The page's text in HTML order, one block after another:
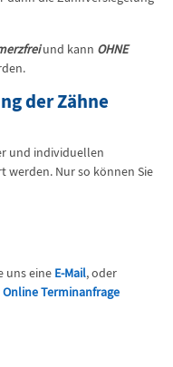
und kann OHNE
der Zähne
und individuellen
werden. Nur so können Sie
uns eine E-Mail, oder
Online Terminanfrage